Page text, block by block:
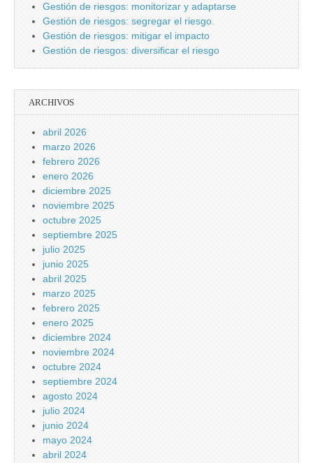
Gestión de riesgos: monitorizar y adaptarse
Gestión de riesgos: segregar el riesgo.
Gestión de riesgos: mitigar el impacto
Gestión de riesgos: diversificar el riesgo
ARCHIVOS
abril 2026
marzo 2026
febrero 2026
enero 2026
diciembre 2025
noviembre 2025
octubre 2025
septiembre 2025
julio 2025
junio 2025
abril 2025
marzo 2025
febrero 2025
enero 2025
diciembre 2024
noviembre 2024
octubre 2024
septiembre 2024
agosto 2024
julio 2024
junio 2024
mayo 2024
abril 2024